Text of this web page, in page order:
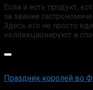
Если и есть продукт,
за звание
Здесь его не просто
коллекционируют и
Праздник королей во